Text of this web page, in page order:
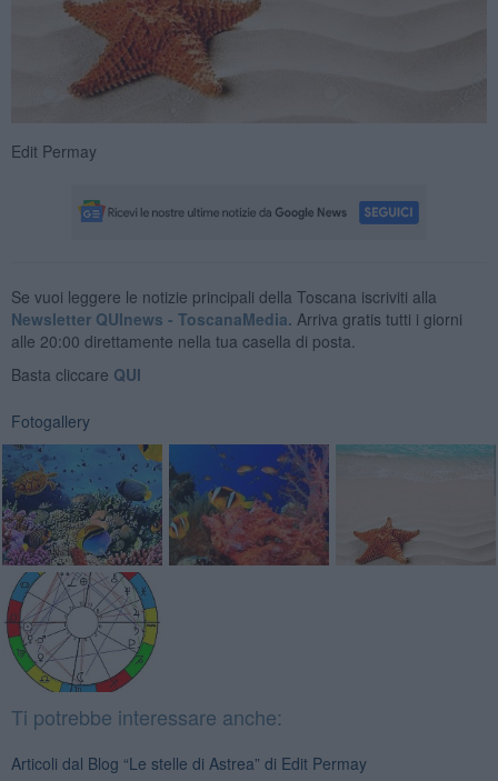
Edit Permay
Se vuoi leggere le notizie principali della Toscana iscriviti alla
Newsletter QUInews - ToscanaMedia. Arriva gratis tutti i giorni
alle 20:00 direttamente nella tua casella di posta.
Basta cliccare QUI
Fotogallery
Ti potrebbe interessare anche:
Articoli dal Blog “Le stelle di Astrea” di Edit Permay